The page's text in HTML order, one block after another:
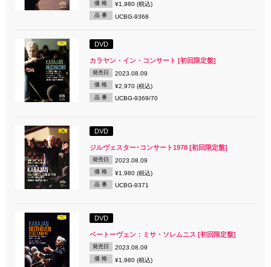
価 格 ¥1,980 (税込)
品 番 UCBG-9368
DVD
カラヤン・イン・コンサート [初回限定盤]
発売日 2023.08.09
価 格 ¥2,970 (税込)
品 番 UCBG-9369/70
DVD
ジルヴェスター･コンサート1978 [初回限定盤]
発売日 2023.08.09
価 格 ¥1,980 (税込)
品 番 UCBG-9371
DVD
ベートーヴェン：ミサ・ソレムニス [初回限定盤]
発売日 2023.08.09
価 格 ¥1,980 (税込)